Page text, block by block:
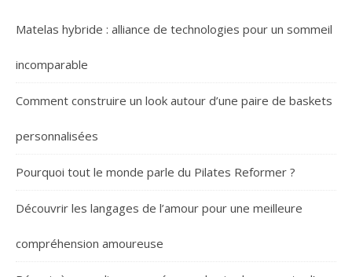
Matelas hybride : alliance de technologies pour un sommeil
incomparable
Comment construire un look autour d’une paire de baskets
personnalisées
Pourquoi tout le monde parle du Pilates Reformer ?
Découvrir les langages de l’amour pour une meilleure
compréhension amoureuse